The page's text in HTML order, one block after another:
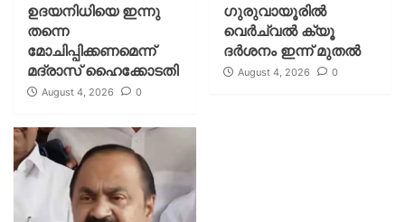
ഉദയനിധിയെ ഇന്നു
തന്നെ
മോചിപ്പിക്കണമെന്ന്
മദ്രാസ് ഹൈക്കോടതി
August 4, 2026 0
ഗുരുവായൂരില്‍
വെര്‍ച്വല്‍ ക്യൂ
ദര്‍ശനം ഇന്ന് മുതല്‍
August 4, 2026 0